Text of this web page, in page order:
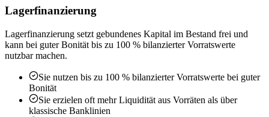
Lagerfinanzierung
Lagerfinanzierung setzt gebundenes Kapital im Bestand frei und
kann bei guter Bonität bis zu 100 % bilanzierter Vorratswerte
nutzbar machen.
Sie nutzen bis zu 100 % bilanzierter Vorratswerte bei guter
Bonität
Sie erzielen oft mehr Liquidität aus Vorräten als über
klassische Banklinien